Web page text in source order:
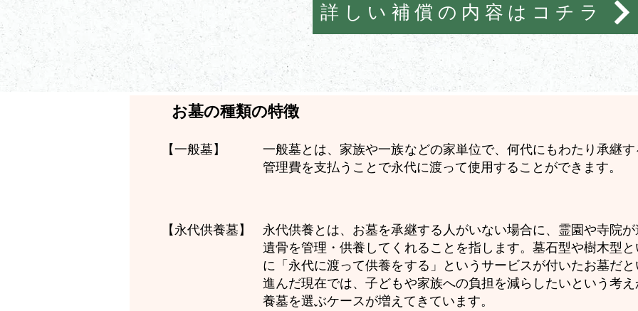
詳しい補償の内容はコチラ
お墓の種類の特徴
一般墓とは、家族や一族などの家単位で、何代にもわたり承継
管理費を支払うことで永代に渡って使用することができます。
【一般墓】
永代供養とは、お墓を承継する人がいない場合に、霊園や寺院
遺骨を管理・供養してくれることを指します。墓石型や樹木型
に「永代に渡って供養をする」というサービスが付いたお墓だ
進んだ現在では、子どもや家族への負担を減らしたいという考
養墓を選ぶケースが増えてきています。
【永代供養墓】